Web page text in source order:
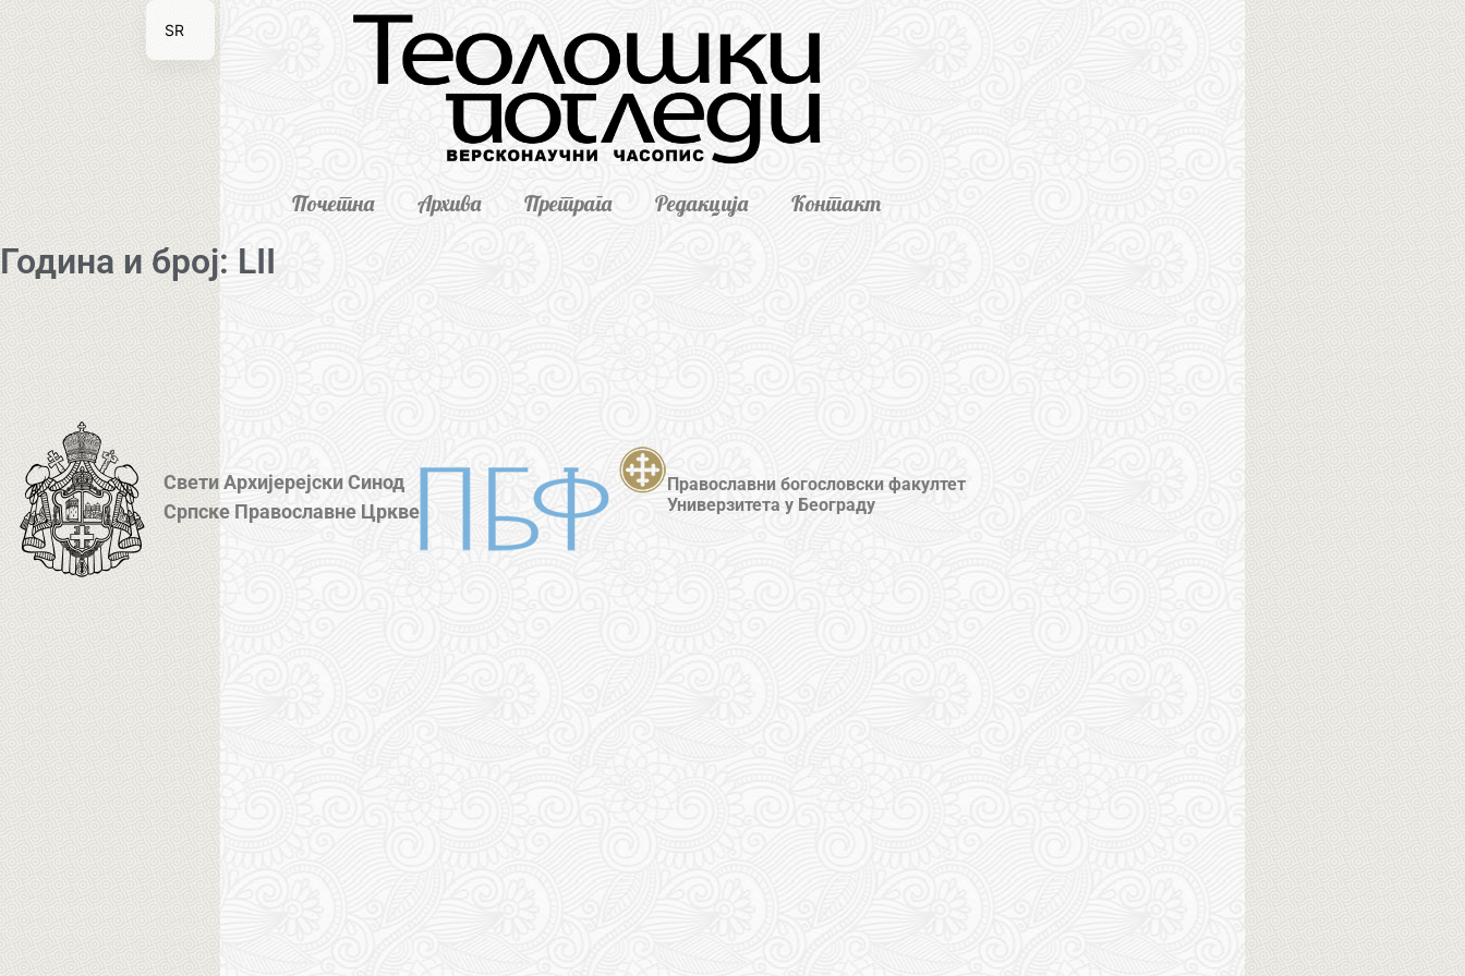
Почетна Архива Претрага Редакција Контакт
Година и број: LII
Свети Архијерејски Синод
Српске Православне Цркве
Православни богословски факултет
Универзитета у Београду
SR
EN